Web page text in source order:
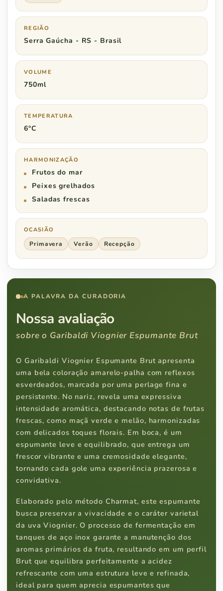
REGIÃO
Serra Gaúcha - RS - Brasil
VOLUME
750ml
TEMPERATURA
6°C
HARMONIZAÇÃO
Frutos do mar
Peixes grelhados
Saladas frescas
OCASIÃO
Primavera Verão Recepção
A PALAVRA DA CURADORIA
Nossa avaliação
sobre o Garibaldi Viognier Espumante Brut
O Garibaldi Viognier Espumante Brut apresenta
uma bela coloração amarelo-palha com reflexos
esverdeados, marcada por uma perlage fina e
persistente. No nariz, revela uma expressiva
intensidade aromática, destacando notas de frutas
frescas, como maçã verde e melão, harmonizadas
com delicados toques florais. Em boca, é um
espumante leve e equilibrado, que entrega um
frescor vibrante e uma cremosidade elegante,
tornando cada gole uma experiência prazerosa e
convidativa.
Elaborado pelo método Charmat, este espumante
busca preservar a vivacidade e o caráter varietal
da uva Viognier. O processo de fermentação em
tanques de aço inox garante a manutenção dos
aromas primários da fruta, resultando em um perfil
Brut que equilibra perfeitamente a acidez
refrescante com uma estrutura leve e refinada,
ideal para quem aprecia espumantes que